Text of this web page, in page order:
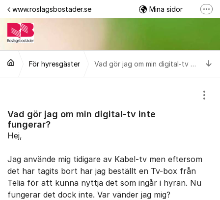
Hoppa till innehåll
www.roslagsbostader.se Mina sidor
För hyresgäster Vad gör jag om min digital-tv inte fungerar?
Vad gör jag om min digital-tv inte
fungerar?
Hej,
Jag använde mig tidigare av Kabel-tv men eftersom
det har tagits bort har jag beställt en Tv-box från
Telia för att kunna nyttja det som ingår i hyran. Nu
fungerar det dock inte. Var vänder jag mig?